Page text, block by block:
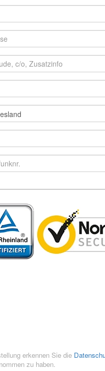
erkennen Sie die
zu haben.